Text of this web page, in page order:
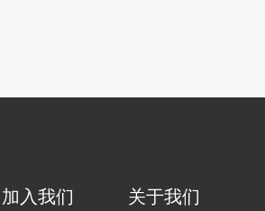
加入我们 关于我们